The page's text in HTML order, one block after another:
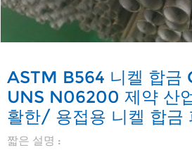
ASTM B564 니켈 합
UNS N06200 제약 산
활한/ 용접용 니켈 합금
짧은 설명 :